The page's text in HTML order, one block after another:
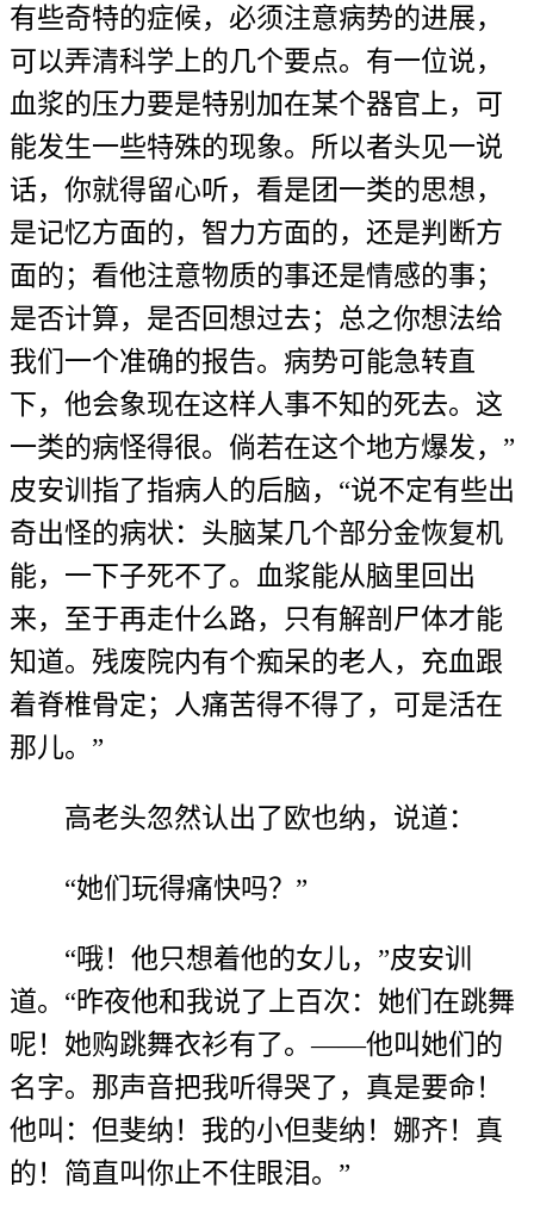
有些奇特的症候，必须注意病势的进展，
可以弄清科学上的几个要点。有一位说，
血浆的压力要是特别加在某个器官上，可
能发生一些特殊的现象。所以者头见一说
话，你就得留心听，看是团一类的思想，
是记忆方面的，智力方面的，还是判断方
面的；看他注意物质的事还是情感的事；
是否计算，是否回想过去；总之你想法给
我们一个准确的报告。病势可能急转直
下，他会象现在这样人事不知的死去。这
一类的病怪得很。倘若在这个地方爆发，”
皮安训指了指病人的后脑，“说不定有些出
奇出怪的病状：头脑某几个部分金恢复机
能，一下子死不了。血浆能从脑里回出
来，至于再走什么路，只有解剖尸体才能
知道。残废院内有个痴呆的老人，充血跟
着脊椎骨定；人痛苦得不得了，可是活在
那儿。”
高老头忽然认出了欧也纳，说道：
“她们玩得痛快吗？”
“哦！他只想着他的女儿，”皮安训
道。“昨夜他和我说了上百次：她们在跳舞
呢！她购跳舞衣衫有了。——他叫她们的
名字。那声音把我听得哭了，真是要命！
他叫：但斐纳！我的小但斐纳！娜齐！真
的！简直叫你止不住眼泪。”